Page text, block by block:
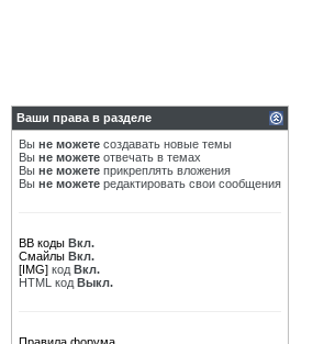
Ваши права в разделе
Вы не можете создавать новые темы
Вы не можете отвечать в темах
Вы не можете прикреплять вложения
Вы не можете редактировать свои сообщения
BB коды Вкл.
Смайлы Вкл.
[IMG] код Вкл.
HTML код Выкл.